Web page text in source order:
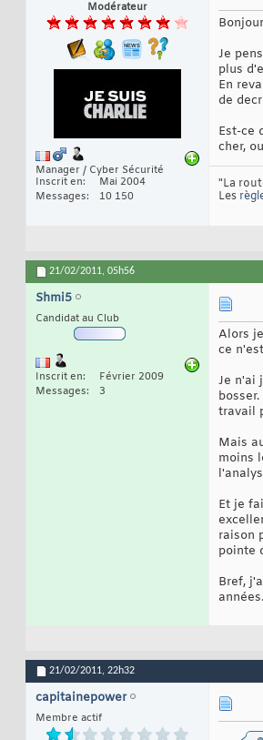
Modérateur
Manager / Cyber Sécurité
Inscrit en
Mai 2004
Messages
10 150
Je
plus
En
de
Est-ce
cher,
"La
Les
21/02/2011, 05h56
Shmi5
Candidat au Club
Inscrit en
Février 2009
Messages
3
Alors
ce
Je n'ai
travail
Mais
moins
Et je
raison
pointe
Bref,
21/02/2011, 22h32
capitainepower
Membre actif